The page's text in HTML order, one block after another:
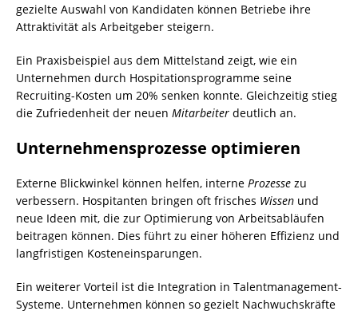
gezielte Auswahl von Kandidaten können Betriebe ihre
Attraktivität als Arbeitgeber steigern.
Ein Praxisbeispiel aus dem Mittelstand zeigt, wie ein
Unternehmen durch Hospitationsprogramme seine
Recruiting-Kosten um 20% senken konnte. Gleichzeitig stieg
die Zufriedenheit der neuen Mitarbeiter deutlich an.
Unternehmensprozesse optimieren
Externe Blickwinkel können helfen, interne Prozesse zu
verbessern. Hospitanten bringen oft frisches Wissen und
neue Ideen mit, die zur Optimierung von Arbeitsabläufen
beitragen können. Dies führt zu einer höheren Effizienz und
langfristigen Kosteneinsparungen.
Ein weiterer Vorteil ist die Integration in Talentmanagement-
Systeme. Unternehmen können so gezielt Nachwuchskräfte